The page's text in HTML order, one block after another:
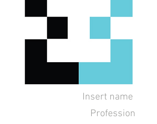
Insert name
Profession